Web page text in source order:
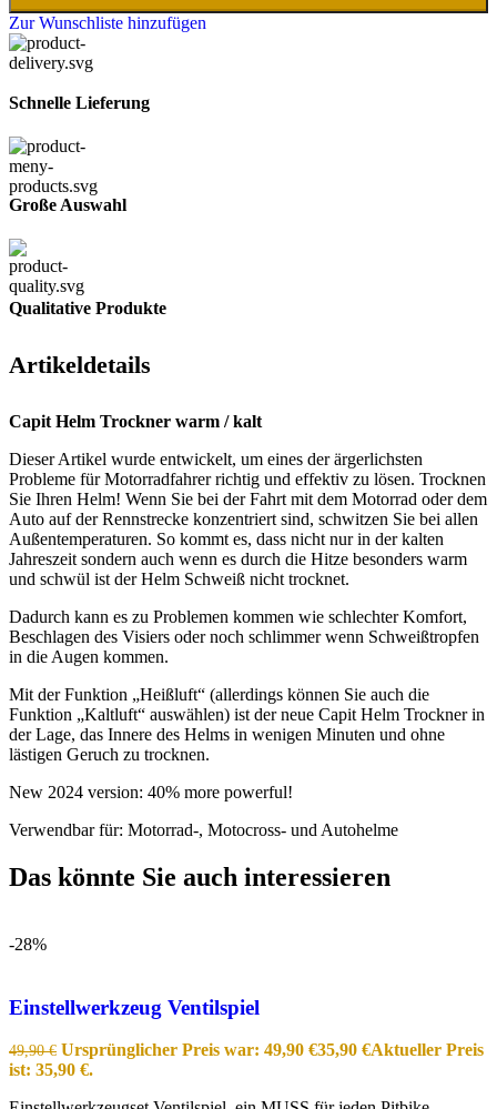
Zur Wunschliste hinzufügen
Schnelle Lieferung
Große Auswahl
Qualitative Produkte
Artikeldetails
Capit Helm Trockner warm / kalt
Dieser Artikel wurde entwickelt, um eines der ärgerlichsten
Probleme für Motorradfahrer richtig und effektiv zu lösen. Trocknen
Sie Ihren Helm! Wenn Sie bei der Fahrt mit dem Motorrad oder dem
Auto auf der Rennstrecke konzentriert sind, schwitzen Sie bei allen
Außentemperaturen. So kommt es, dass nicht nur in der kalten
Jahreszeit sondern auch wenn es durch die Hitze besonders warm
und schwül ist der Helm Schweiß nicht trocknet.
Dadurch kann es zu Problemen kommen wie schlechter Komfort,
Beschlagen des Visiers oder noch schlimmer wenn Schweißtropfen
in die Augen kommen.
Mit der Funktion „Heißluft“ (allerdings können Sie auch die
Funktion „Kaltluft“ auswählen) ist der neue Capit Helm Trockner in
der Lage, das Innere des Helms in wenigen Minuten und ohne
lästigen Geruch zu trocknen.
New 2024 version: 40% more powerful!
Verwendbar für: Motorrad-, Motocross- und Autohelme
Das könnte Sie auch interessieren
-28%
Einstellwerkzeug Ventilspiel
49,90€ Ursprünglicher Preis war: 49,90 €35,90 €Aktueller Preis
ist: 35,90 €.